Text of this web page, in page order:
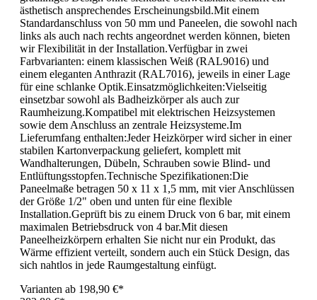
ästhetisch ansprechendes Erscheinungsbild.Mit einem
Standardanschluss von 50 mm und Paneelen, die sowohl nach
links als auch nach rechts angeordnet werden können, bieten
wir Flexibilität in der Installation.Verfügbar in zwei
Farbvarianten: einem klassischen Weiß (RAL9016) und
einem eleganten Anthrazit (RAL7016), jeweils in einer Lage
für eine schlanke Optik.Einsatzmöglichkeiten:Vielseitig
einsetzbar sowohl als Badheizkörper als auch zur
Raumheizung.Kompatibel mit elektrischen Heizsystemen
sowie dem Anschluss an zentrale Heizsysteme.Im
Lieferumfang enthalten:Jeder Heizkörper wird sicher in einer
stabilen Kartonverpackung geliefert, komplett mit
Wandhalterungen, Dübeln, Schrauben sowie Blind- und
Entlüftungsstopfen.Technische Spezifikationen:Die
Paneelmaße betragen 50 x 11 x 1,5 mm, mit vier Anschlüssen
der Größe 1/2" oben und unten für eine flexible
Installation.Geprüft bis zu einem Druck von 6 bar, mit einem
maximalen Betriebsdruck von 4 bar.Mit diesen
Paneelheizkörpern erhalten Sie nicht nur ein Produkt, das
Wärme effizient verteilt, sondern auch ein Stück Design, das
sich nahtlos in jede Raumgestaltung einfügt.
Varianten ab 198,90 €*